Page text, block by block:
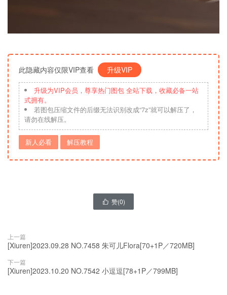
此隐藏内容仅限VIP查看 升级VIP
升级为VIP会员，尊享热门图包 全站下载，收藏必备一站
式拥有。
若图包压缩文件的后缀无法识别改成“7z”就可以解压了，
请勿在线解压。
新人必看 解压教程
 赞(0)
上一篇
[Xiuren]2023.09.28 NO.7458 朱可儿Flora[70+1P／720MB]
下一篇
[Xiuren]2023.10.20 NO.7542 小逗逗[78+1P／799MB]